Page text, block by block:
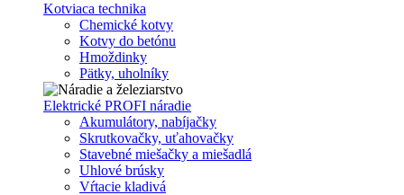
Kotviaca technika
Chemické kotvy
Kotvy do betónu
Hmoždinky
Pätky, uholníky
Elektrické PROFI náradie
Akumulátory, nabíjačky
Skrutkovačky, uťahovačky
Stavebné miešačky a miešadlá
Uhlové brúsky
Vŕtacie kladivá